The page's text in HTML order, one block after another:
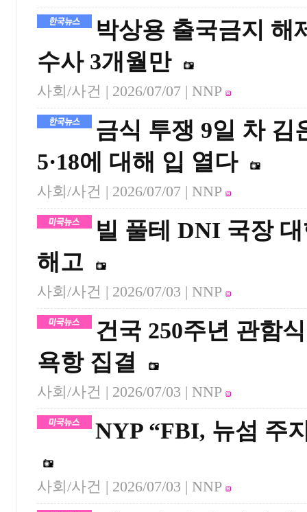
박상용 출국금지
수사 3개월만
사회/사건 | 2026/07/07 | NNP
금식 투쟁 9일 차 김
5·18에 대해 입 열다
사회/사건 | 2026/07/07 | NNP
빌 풀테 DNI 국장
해고
사회/사건 | 2026/07/03 | NNP
건국 250주년 관함
욕항 집결
사회/사건 | 2026/07/03 | NNP
NYP “FBI, 뉴섬 주
사회/사건 | 2026/07/03 | NNP